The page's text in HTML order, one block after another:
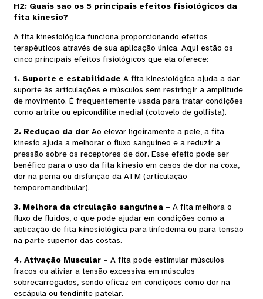
H2: Quais são os 5 principais efeitos fisiológicos da
fita kinesio?
A fita kinesiológica funciona proporcionando efeitos
terapêuticos através de sua aplicação única. Aqui estão os
cinco principais efeitos fisiológicos que ela oferece:
1. Suporte e estabilidade A fita kinesiológica ajuda a dar
suporte às articulações e músculos sem restringir a amplitude
de movimento. É frequentemente usada para tratar condições
como artrite ou epicondilite medial (cotovelo de golfista).
2. Redução da dorAo elevar ligeiramente a pele, a fita
kinesio ajuda a melhorar o fluxo sanguíneo e a reduzir a
pressão sobre os receptores de dor. Esse efeito pode ser
benéfico para o uso da fita kinesio em casos de dor na coxa,
dor na perna ou disfunção da ATM (articulação
temporomandibular).
3. Melhora da circulação sanguínea– A fita melhora o
fluxo de fluidos, o que pode ajudar em condições como a
aplicação de fita kinesiológica para linfedema ou para tensão
na parte superior das costas.
4. Ativação Muscular– A fita pode estimular músculos
fracos ou aliviar a tensão excessiva em músculos
sobrecarregados, sendo eficaz em condições como dor na
escápula ou tendinite patelar.